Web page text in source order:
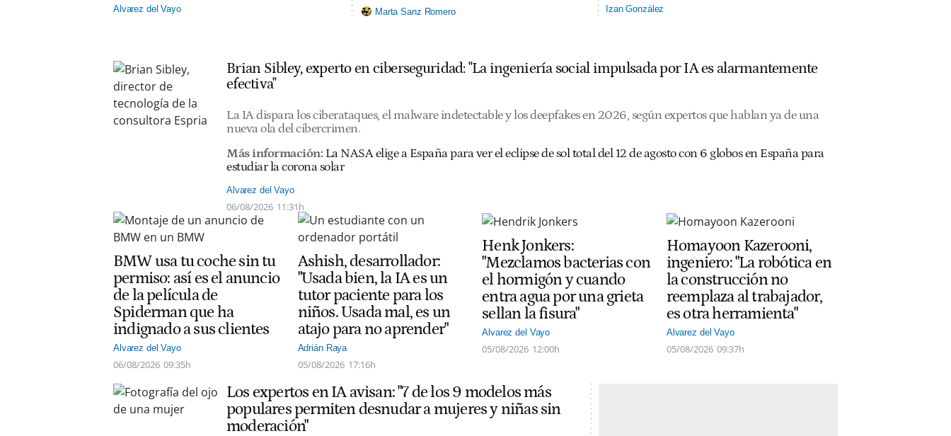
Alvarez del Vayo Marta Sanz Romero Izan González
Brian Sibley, experto en ciberseguridad: "La ingeniería social impulsada por IA es alarmantemente
efectiva"
La IA dispara los ciberataques, el malware indetectable y los deepfakes en 2026, según expertos que hablan ya de una
nueva ola del cibercrimen.
Más información: La NASA elige a España para ver el eclipse de sol total del 12 de agosto con 6 globos en España para
estudiar la corona solar
Alvarez del Vayo
06/08/2026 11:31h
BMW usa tu coche sin tu
permiso: así es el anuncio
de la película de
Spiderman que ha
indignado a sus clientes
Alvarez del Vayo
06/08/2026 09:35h
Ashish, desarrollador:
"Usada bien, la IA es un
tutor paciente para los
niños. Usada mal, es un
atajo para no aprender"
Adrián Raya
05/08/2026 17:16h
Henk Jonkers:
"Mezclamos bacterias con
el hormigón y cuando
entra agua por una grieta
sellan la fisura"
Alvarez del Vayo
05/08/2026 12:00h
Homayoon Kazerooni,
ingeniero: "La robótica en
la construcción no
reemplaza al trabajador,
es otra herramienta"
Alvarez del Vayo
05/08/2026 09:37h
Los expertos en IA avisan: "7 de los 9 modelos más
populares permiten desnudar a mujeres y niñas sin
moderación"